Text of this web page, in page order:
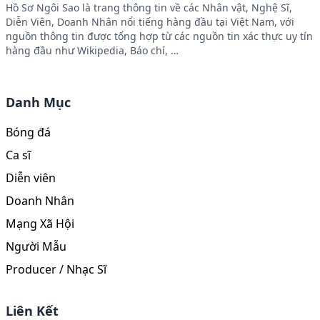
Hồ Sơ Ngôi Sao là trang thông tin về các Nhân vật, Nghệ Sĩ,
Diễn Viên, Doanh Nhân nổi tiếng hàng đầu tại Việt Nam, với
nguồn thông tin được tổng hợp từ các nguồn tin xác thực uy tín
hàng đầu như Wikipedia, Báo chí, …
Danh Mục
Bóng đá
Ca sĩ
Diễn viên
Doanh Nhân
Mạng Xã Hội
Người Mẫu
Producer / Nhạc Sĩ
Liên Kết